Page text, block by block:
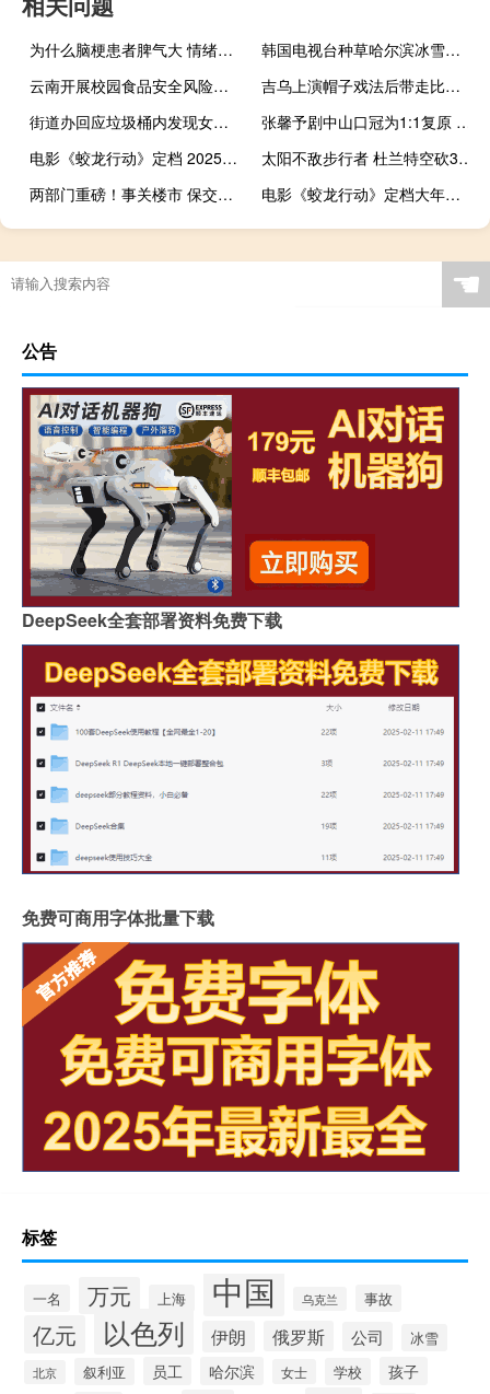
为什么脑梗患者脾气大 情绪与治疗需关注
韩国电视台种草哈尔滨冰雪大世界 梦幻冰雪奇缘吸引全球目光
云南开展校园食品安全风险大排查 严查四方面问题
吉乌上演帽子戏法后带走比赛用球 精彩表现获纪念
街道办回应垃圾桶内发现女婴 警方介入寻弃婴者
张馨予剧中山口冠为1:1复原 宋代文化再现魅力
电影《蛟龙行动》定档 2025春节上映
太阳不敌步行者 杜兰特空砍37+10 步行者三连胜
两部门重磅！事关楼市 保交房攻坚战提速
电影《蛟龙行动》定档大年初一 春节档竞争白热化
☚
公告
DeepSeek全套部署资料免费下载
免费可商用字体批量下载
标签
一名 万元 上海 中国 乌克兰 事故
亿元 以色列 伊朗 俄罗斯 公司 冰雪
北京 叙利亚 员工 哈尔滨 女士 学校 孩子